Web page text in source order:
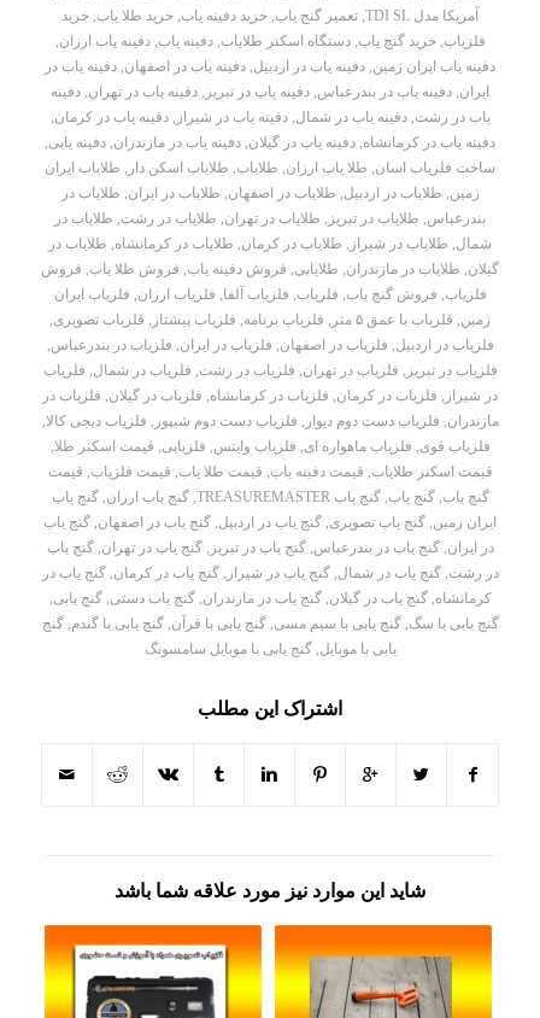
آمریکا مدل TDI SL
, تعمیر گنج یاب, خرید دفینه یاب, خرید طلا یاب, خرید
فلزیاب,خرید گنج یاب,دستگاه اسکنر طلایاب,دفینه یاب,دفینه یاب ارزان,
دفینه یاب ایران زمین, دفینه یاب در اردبیل, دفینه یاب در اصفهان, دفینه یاب در
ایران, دفینه یاب در بندرعباس, دفینه یاب در تبریز , دفینه یاب در تهران, دفینه
یاب در رشت,دفینه یاب در شمال,دفینه یاب در شیراز ,دفینه یاب در کرمان,
دفینه یاب در کرمانشاه, دفینه یاب در گیلان, دفینه یاب در مازندران, دفینه یابی,
ساخت فلزیاب اسان, طلا یاب ارزان, طلایاب, طلایاب اسکن دار , طلایاب ایران
زمین, طلایاب در اردبیل, طلایاب در اصفهان, طلایاب در ایران, طلایاب در
بندرعباس, طلایاب در تبریز , طلایاب در تهران, طلایاب در رشت, طلایاب در
شمال, طلایاب در شیراز , طلایاب در کرمان, طلایاب در کرمانشاه, طلایاب در
گیلان, طلایاب در مازندران, طلایابی, فروش دفینه یاب, فروش طلا یاب, فروش
فلزیاب, فروش گنج یاب, فلزیاب, فلزیاب آلفا, فلزیاب ارزان, فلزیاب ایران
زمین, فلزیاب با عمق ۵ متر , فلزیاب برنامه, فلزیاب پیشتاز , فلزیاب تصویری,
فلزیاب در اردبیل, فلزیاب در اصفهان, فلزیاب در ایران, فلزیاب در بندرعباس,
فلزیاب در تبریز , فلزیاب در تهران, فلزیاب در رشت, فلزیاب در شمال, فلزیاب
در شیراز , فلزیاب در کرمان, فلزیاب در کرمانشاه, فلزیاب در گیلان, فلزیاب در
مازندران, فلزیاب دست دوم دیوار , فلزیاب دست دوم شیپور , فلزیاب دیجی کالا,
فلزیاب قوی, فلزیاب ماهواره ای, فلزیاب وایتس, فلزیابی, قیمت اسکنر طلا,
قیمت اسکنر طلایاب, قیمت دفینه یاب, قیمت طلا یاب, قیمت فلزیاب, قیمت
گنج یاب,گنج یاب,گنج یاب TREASUREMASTER ,گنج یاب ارزان,گنج یاب
ایران زمین, گنج یاب تصویری, گنج یاب در اردبیل, گنج یاب در اصفهان, گنج یاب
در ایران,گنج یاب در بندرعباس,گنج یاب در تبریز ,گنج یاب در تهران,گنج یاب
در رشت,گنج یاب در شمال,گنج یاب در شیراز ,گنج یاب در کرمان,گنج یاب در
کرمانشاه,گنج یاب در گیلان,گنج یاب در مازندران,گنج یاب دستی,گنج یابی,
گنج یابی با سگ,گنج یابی با سیم مسی,گنج یابی با قرآن,گنج یابی با گندم,گنج
یابی با موبایل,گنج یابی با موبایل سامسونگ
اشتراک این مطلب
شاید این موارد نیز مورد علاقه شما باشد